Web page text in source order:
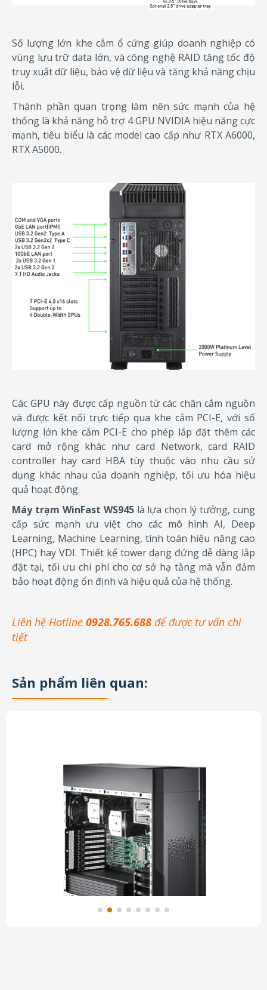
Số lượng lớn khe cắm ổ cứng giúp doanh nghiệp có
vùng lưu trữ data lớn, và công nghệ RAID tăng tốc độ
truy xuất dữ liệu, bảo vệ dữ liệu và tăng khả năng chịu
lỗi.
Thành phần quan trọng làm nên sức mạnh của hệ
thống là khả năng hỗ trợ 4 GPU NVIDIA hiệu năng cực
mạnh, tiêu biểu là các model cao cấp như RTX A6000,
RTX A5000.
Các GPU này được cấp nguồn từ các chân cắm nguồn
và được kết nối trực tiếp qua khe cắm PCI-E, với số
lượng lớn khe cắm PCI-E cho phép lắp đặt thêm các
card mở rộng khác như card Network, card RAID
controller hay card HBA tùy thuộc vào nhu cầu sử
dụng khác nhau của doanh nghiệp, tối ưu hóa hiệu
quả hoạt động.
Máy trạm WinFast WS945là lựa chọn lý tưởng, cung
cấp sức mạnh ưu việt cho các mô hình AI, Deep
Learning, Machine Learning, tính toán hiệu năng cao
(HPC) hay VDI. Thiết kế tower dạng đứng dễ dàng lắp
đặt tại, tối ưu chi phí cho cơ sở hạ tầng mà vẫn đảm
bảo hoạt động ổn định và hiệu quả của hệ thống.
Liên hệ Hotline 0928.765.688 để được tư vấn chi
tiết
Sản phẩm liên quan: